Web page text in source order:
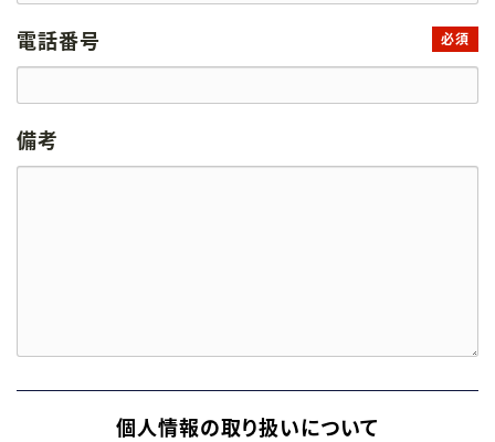
電話番号 必須
備考
個人情報の取り扱いについて